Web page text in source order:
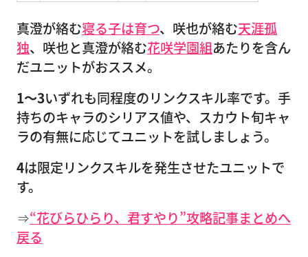
真澄が絡む寝る子は育つ、咲也が絡む天涯孤
独、咲也と真澄が絡む花咲学園組あたりを含ん
だユニットがおススメ。
1〜3いずれも同程度のリンクスキル率です。手
持ちのキャラのシリアス値や、スカウト旬キャ
ラの有無に応じてユニットを試しましょう。
4は限定リンクスキルを発生させたユニットで
す。
⇒“花びらひらり、君すやり”攻略記事まとめへ
戻る